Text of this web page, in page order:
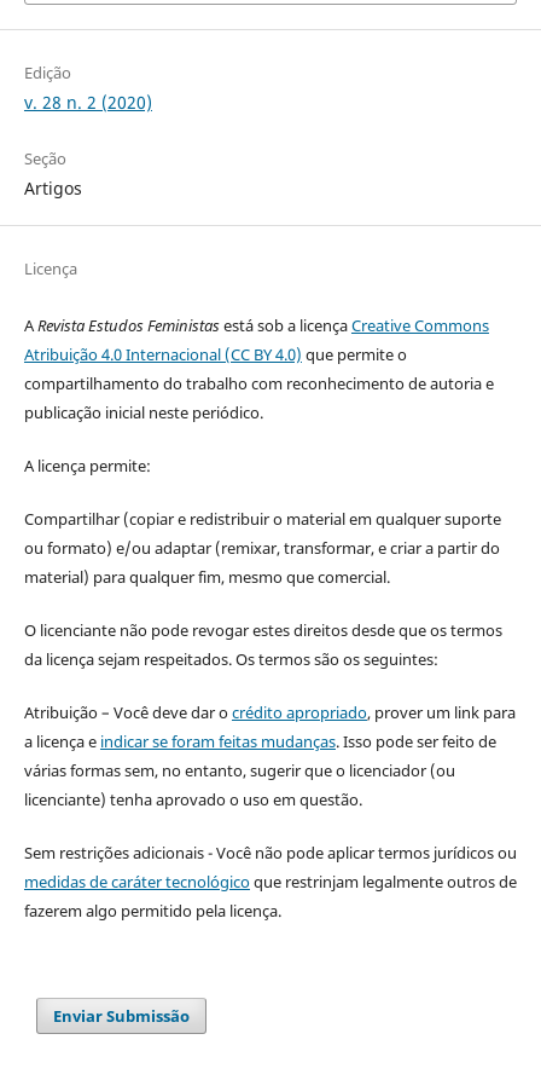
Edição
v. 28 n. 2 (2020)
Seção
Artigos
Licença
ARevista Estudos Feministasestá sob a licençaCreative Commons
Atribuição 4.0 Internacional (CC BY 4.0) que permite o
compartilhamento do trabalho com reconhecimento de autoria e
publicação inicial neste periódico.
A licença permite:
Compartilhar (copiar e redistribuir o material em qualquer suporte
ou formato) e/ou adaptar (remixar, transformar, e criar a partir do
material) para qualquer fim, mesmo que comercial.
O licenciante não pode revogar estes direitos desde que os termos
da licença sejam respeitados. Os termos são os seguintes:
Atribuição – Você deve dar ocrédito apropriado, prover um link para
a licença e indicar se foram feitas mudanças. Isso pode ser feito de
várias formas sem, no entanto, sugerir que o licenciador (ou
licenciante) tenha aprovado o uso em questão.
Sem restrições adicionais - Você não pode aplicar termos jurídicos ou
medidas de caráter tecnológicoque restrinjam legalmente outros de
fazerem algo permitido pela licença.
Enviar Submissão